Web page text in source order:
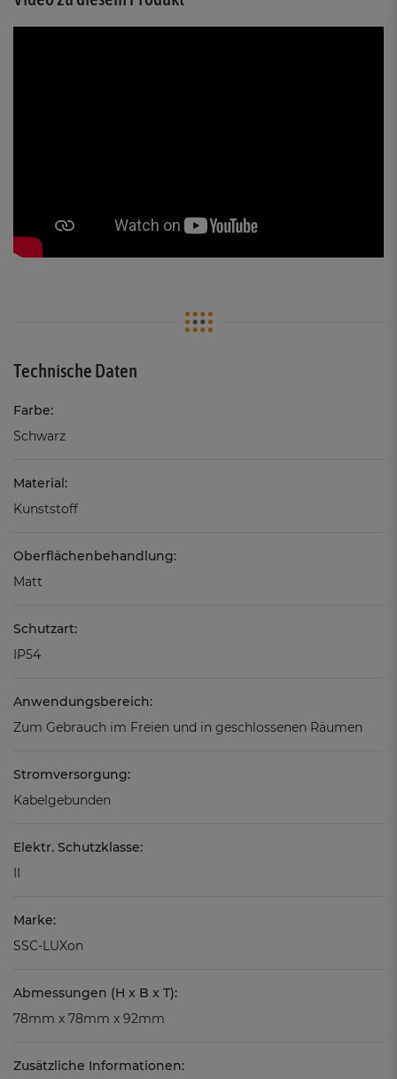
Technische Daten
Farbe:
Schwarz
Material:
Kunststoff
Oberflächenbehandlung:
Matt
Schutzart:
IP54
Anwendungsbereich:
Zum Gebrauch im Freien und in geschlossenen Räumen
Stromversorgung:
Kabelgebunden
Elektr. Schutzklasse:
II
Marke:
SSC-LUXon
Abmessungen (H x B x T):
78mm x 78mm x 92mm
Zusätzliche Informationen: